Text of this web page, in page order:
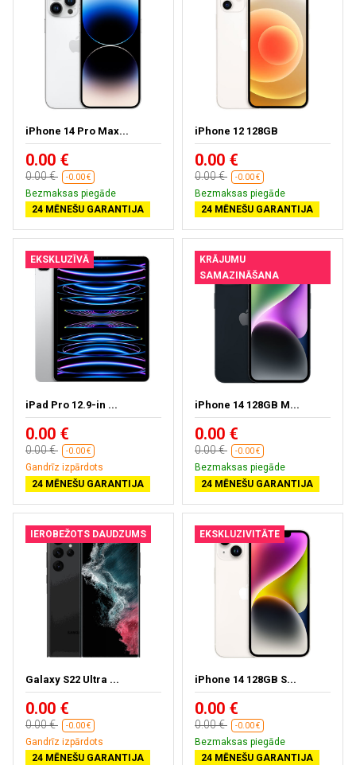
iPhone 14 Pro Max...
0.00 €
0.00 € -0.00 €
Bezmaksas piegāde
24 MĒNEŠU GARANTIJA
iPhone 12 128GB
0.00 €
0.00 € -0.00 €
Bezmaksas piegāde
24 MĒNEŠU GARANTIJA
EKSKLUZĪVĀ
iPad Pro 12.9-in ...
0.00 €
0.00 € -0.00 €
Gandrīz izpārdots
24 MĒNEŠU GARANTIJA
KRĀJUMU
SAMAZINĀŠANA
iPhone 14 128GB M...
0.00 €
0.00 € -0.00 €
Bezmaksas piegāde
24 MĒNEŠU GARANTIJA
IEROBEŽOTS DAUDZUMS
Galaxy S22 Ultra ...
0.00 €
0.00 € -0.00 €
Gandrīz izpārdots
24 MĒNEŠU GARANTIJA
EKSKLUZIVITĀTE
iPhone 14 128GB S...
0.00 €
0.00 € -0.00 €
Bezmaksas piegāde
24 MĒNEŠU GARANTIJA